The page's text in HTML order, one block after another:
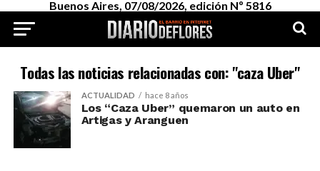
Buenos Aires, 07/08/2026, edición Nº 5816
Todas las noticias relacionadas con: "caza Uber"
ACTUALIDAD hace 8 años
Los “Caza Uber” quemaron un auto en
Artigas y Aranguen